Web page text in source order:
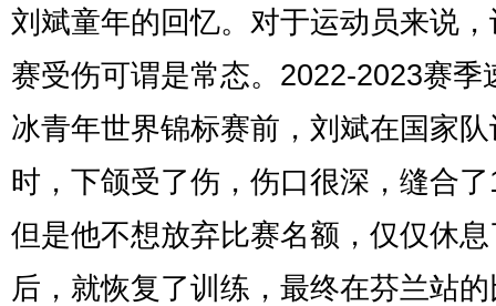
刘斌童年的回忆。对于运动员来说
赛受伤可谓是常态。2022-2023赛季
冰青年世界锦标赛前，刘斌在国家
时，下颌受了伤，伤口很深，缝合
但是他不想放弃比赛名额，仅仅休
后，就恢复了训练，最终在芬兰站